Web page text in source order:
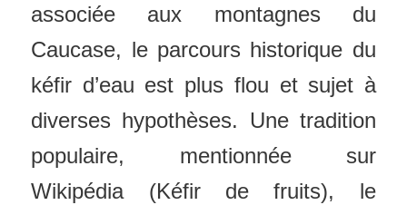
associée aux montagnes du
Caucase, le parcours historique du
kéfir d’eau est plus flou et sujet à
diverses hypothèses. Une tradition
populaire, mentionnée sur
Wikipédia (Kéfir de fruits), le